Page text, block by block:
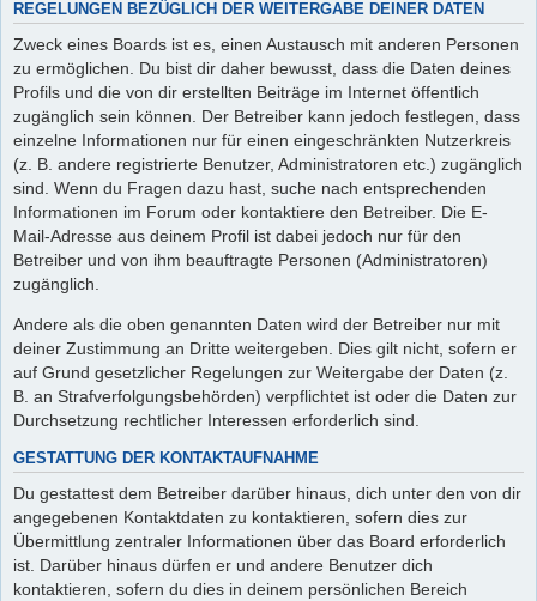
REGELUNGEN BEZÜGLICH DER WEITERGABE DEINER DATEN
Zweck eines Boards ist es, einen Austausch mit anderen Personen
zu ermöglichen. Du bist dir daher bewusst, dass die Daten deines
Profils und die von dir erstellten Beiträge im Internet öffentlich
zugänglich sein können. Der Betreiber kann jedoch festlegen, dass
einzelne Informationen nur für einen eingeschränkten Nutzerkreis
(z. B. andere registrierte Benutzer, Administratoren etc.) zugänglich
sind. Wenn du Fragen dazu hast, suche nach entsprechenden
Informationen im Forum oder kontaktiere den Betreiber. Die E-
Mail-Adresse aus deinem Profil ist dabei jedoch nur für den
Betreiber und von ihm beauftragte Personen (Administratoren)
zugänglich.
Andere als die oben genannten Daten wird der Betreiber nur mit
deiner Zustimmung an Dritte weitergeben. Dies gilt nicht, sofern er
auf Grund gesetzlicher Regelungen zur Weitergabe der Daten (z.
B. an Strafverfolgungsbehörden) verpflichtet ist oder die Daten zur
Durchsetzung rechtlicher Interessen erforderlich sind.
GESTATTUNG DER KONTAKTAUFNAHME
Du gestattest dem Betreiber darüber hinaus, dich unter den von dir
angegebenen Kontaktdaten zu kontaktieren, sofern dies zur
Übermittlung zentraler Informationen über das Board erforderlich
ist. Darüber hinaus dürfen er und andere Benutzer dich
kontaktieren, sofern du dies in deinem persönlichen Bereich